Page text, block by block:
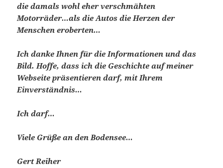
die damals wohl eher verschmähten
Motorräder…als die Autos die Herzen der
Menschen eroberten…
Ich danke Ihnen für die Informationen und das
Bild. Hoffe, dass ich die Geschichte auf meiner
Webseite präsentieren darf, mit Ihrem
Einverständnis…
Ich darf…
Viele Grüße an den Bodensee…
Gert Reiher